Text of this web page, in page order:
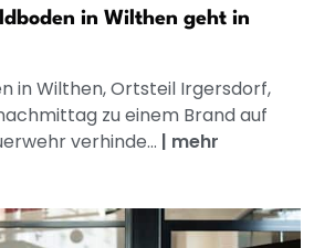
in Wilthen geht in
in Wilthen, Ortsteil Irgersdorf,
zu einem Brand auf
verhinde... | mehr